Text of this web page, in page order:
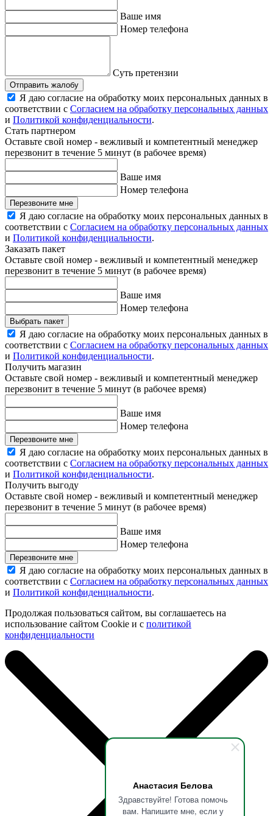
Анастасия Белова
Здравствуйте! Готова помочь
вам. Напишите мне, если у
Ваше имя
Номер телефона
Суть претензии
Отправить жалобу
Я даю согласие на обработку моих персональных данных в
соответствии с Согласием на обработку персональных данных
и Политикой конфиденциальности.
Стать партнером
Оставьте свой номер - вежливый и компетентный менеджер
перезвонит в течение 5 минут (в рабочее время)
Ваше имя
Номер телефона
Перезвоните мне
Я даю согласие на обработку моих персональных данных в
соответствии с Согласием на обработку персональных данных
и Политикой конфиденциальности.
Заказать пакет
Оставьте свой номер - вежливый и компетентный менеджер
перезвонит в течение 5 минут (в рабочее время)
Ваше имя
Номер телефона
Выбрать пакет
Я даю согласие на обработку моих персональных данных в
соответствии с Согласием на обработку персональных данных
и Политикой конфиденциальности.
Получить магазин
Оставьте свой номер - вежливый и компетентный менеджер
перезвонит в течение 5 минут (в рабочее время)
Ваше имя
Номер телефона
Перезвоните мне
Я даю согласие на обработку моих персональных данных в
соответствии с Согласием на обработку персональных данных
и Политикой конфиденциальности.
Получить выгоду
Оставьте свой номер - вежливый и компетентный менеджер
перезвонит в течение 5 минут (в рабочее время)
Ваше имя
Номер телефона
Перезвоните мне
Я даю согласие на обработку моих персональных данных в
соответствии с Согласием на обработку персональных данных
и Политикой конфиденциальности.
Продолжая пользоваться сайтом, вы соглашаетесь на
использование сайтом Cookie и с политикой
конфиденциальности